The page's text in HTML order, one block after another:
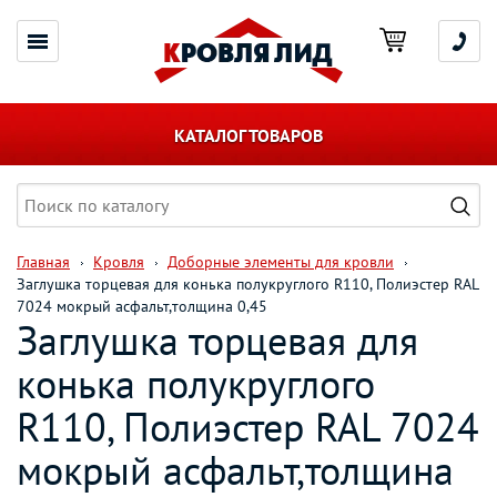
КАТАЛОГ ТОВАРОВ
Главная Кровля
Доборные элементы для кровли
Заглушка торцевая для конька полукруглого R110, Полиэстер RAL
7024 мокрый асфальт,толщина 0,45
Заглушка торцевая для
конька полукруглого
R110, Полиэстер RAL 7024
мокрый асфальт,толщина